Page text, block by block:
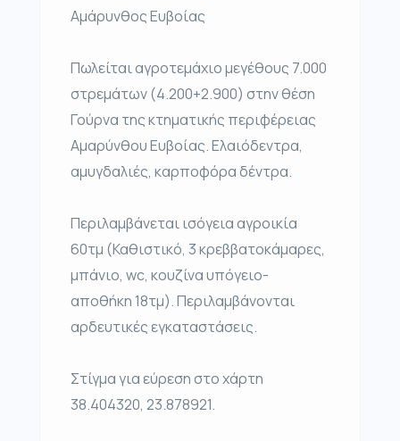
Αμάρυνθος Ευβοίας
Πωλείται αγροτεμάχιο μεγέθους 7.000
στρεμάτων (4.200+2.900) στην θέση
Γούρνα της κτηματικής περιφέρειας
Αμαρύνθου Ευβοίας. Ελαιόδεντρα,
αμυγδαλιές, καρποφόρα δέντρα.
Περιλαμβάνεται ισόγεια αγροικία
60τμ (Καθιστικό, 3 κρεββατοκάμαρες,
μπάνιο, wc, κουζίνα υπόγειο-
αποθήκη 18τμ). Περιλαμβάνονται
αρδευτικές εγκαταστάσεις.
Στίγμα για εύρεση στο χάρτη
38.404320, 23.878921.